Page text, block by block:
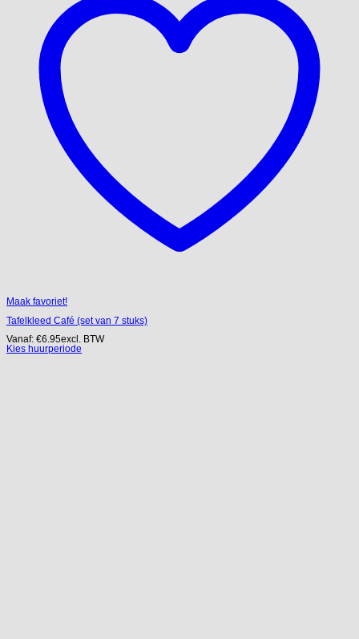
Maak favoriet!
Tafelkleed Café (set van 7 stuks)
Vanaf: €6.95excl. BTW
Kies huurperiode